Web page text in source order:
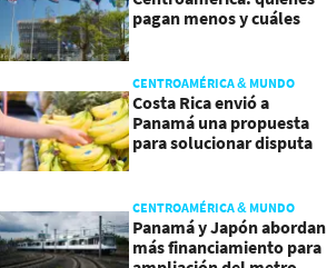
pagan menos y cuáles
CENTROAMÉRICA & MUNDO
Costa Rica envió a
Panamá una propuesta
para solucionar disputa
CENTROAMÉRICA & MUNDO
Panamá y Japón abordan
más financiamiento para